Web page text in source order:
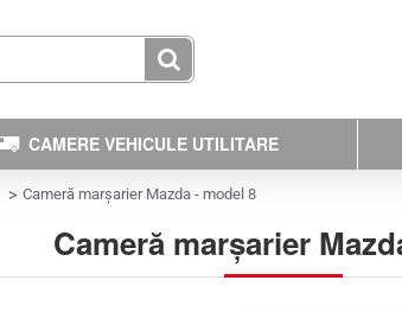
CAMERE VEHICULE UTILITARE
Cameră marșarier
Cameră marșarier Mazda - model 8